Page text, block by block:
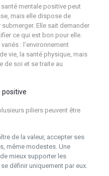
mentale positive peut
mais elle dispose de
Elle sait demander
ce qui est bon pour elle.
: l’environnement
vie, la santé physique, mais
de soi et se traite au
positive
piliers peuvent être
de la valeur, accepter ses
même modestes. Une
mieux supporter les
définir uniquement par eux.